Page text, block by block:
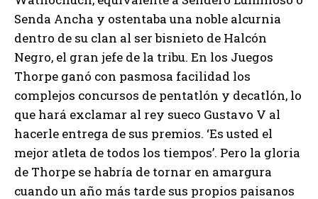
Senda Ancha y ostentaba una noble alcurnia
dentro de su clan al ser bisnieto de Halcón
Negro, el gran jefe de la tribu. En los Juegos
Thorpe ganó con pasmosa facilidad los
complejos concursos de pentatlón y decatlón, lo
que hará exclamar al rey sueco Gustavo V al
hacerle entrega de sus premios. ‘Es usted el
mejor atleta de todos los tiempos’. Pero la gloria
de Thorpe se habría de tornar en amargura
cuando un año más tarde sus propios paisanos